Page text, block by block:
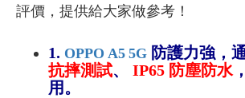
評價，提供給大家做參考！
1. OPPO A5 5G 防護力強，
抗摔測試、 IP65 防塵防水，
用 。